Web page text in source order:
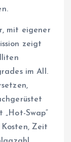
mit eigener
zeigt
im All.
Swap“
Zeit